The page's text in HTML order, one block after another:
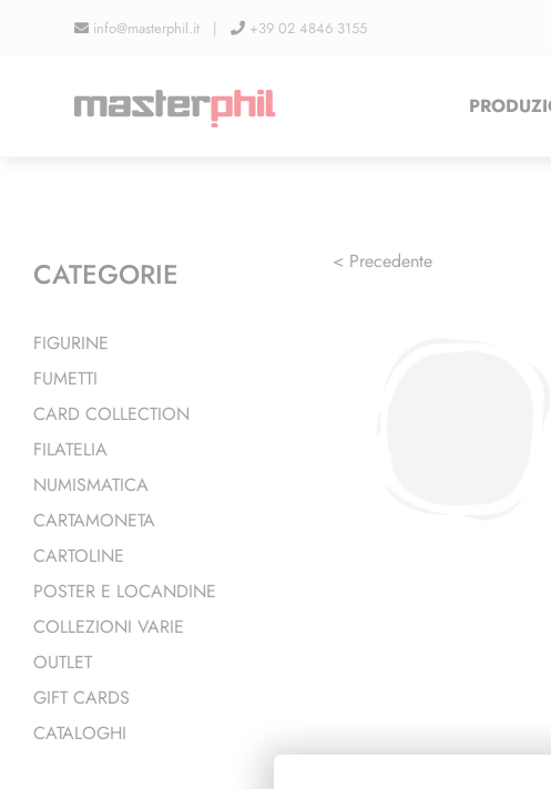
info@masterphil.it | +39 02 4846 3155
< Precedente
CATEGORIE
FIGURINE
FUMETTI
CARD COLLECTION
FILATELIA
NUMISMATICA
CARTAMONETA
CARTOLINE
POSTER E LOCANDINE
COLLEZIONI VARIE
OUTLET
GIFT CARDS
CATALOGHI